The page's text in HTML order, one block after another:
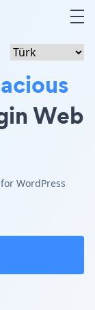
Web
WordPress